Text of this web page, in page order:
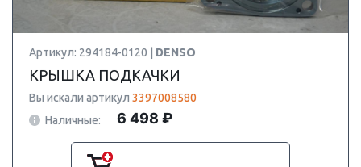
Артикул: 294184-0120 | DENSO
КРЫШКА ПОДКАЧКИ
Вы искали артикул 3397008580
Наличные:
6 498 ₽